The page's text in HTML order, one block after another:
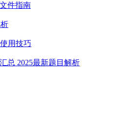
件指南
用技巧
总 2025最新题目解析